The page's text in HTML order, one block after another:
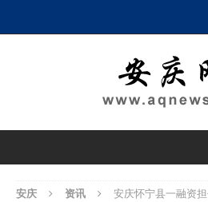
安庆 资讯 安庆怀宁县一融资